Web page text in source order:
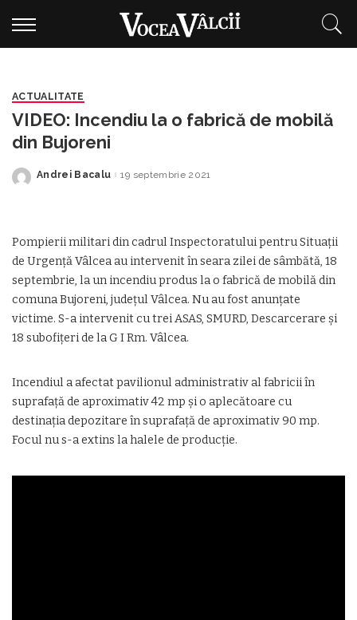
ACTUALITATE
VIDEO: Incendiu la o fabrică de mobilă
din Bujoreni
Posted
Andrei Bacalu 19 septembrie 2021
Pompierii militari din cadrul Inspectoratului pentru Situaţii
de Urgenţă Vâlcea au intervenit în seara zilei de sâmbătă, 18
septembrie, la un incendiu produs la o fabrică de mobilă din
comuna Bujoreni, județul Vâlcea. Nu au fost anunțate
victime. S-a intervenit cu trei ASAS, SMURD, Descarcerare și
18 subofițeri de la G I Rm. Vâlcea.
Incendiul a afectat pavilionul administrativ al fabricii în
suprafață de aproximativ 42 mp și o aplecătoare cu
destinația depozitare în suprafață de aproximativ 90 mp.
Focul nu s-a extins la halele de producție.